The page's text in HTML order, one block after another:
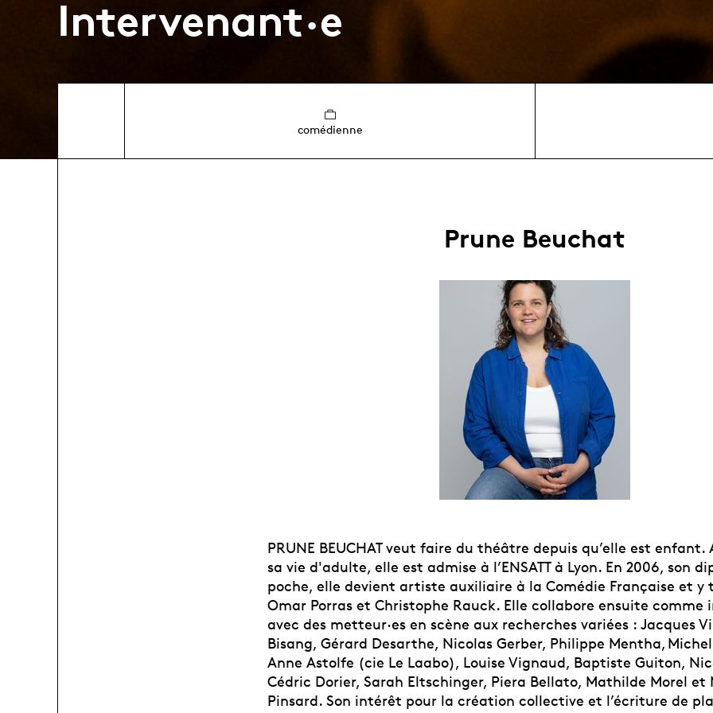
Intervenant·e
comédienne
Prune Beuchat
PRUNE BEUCHAT veut faire du théâtre depuis qu’elle est enfant.
sa vie d'adulte, elle est admise à l’ENSATT à Lyon. En 2006, son
poche, elle devient artiste auxiliaire à la Comédie Française et y
Omar Porras et Christophe Rauck. Elle collabore ensuite comme
avec des metteur·es en scène aux recherches variées : Jacques
Bisang, Gérard Desarthe, Nicolas Gerber, Philippe Mentha,
Anne Astolfe (cie Le Laabo), Louise Vignaud, Baptiste Guiton,
Cédric Dorier, Sarah Eltschinger, Piera Bellato, Mathilde Morel et
Pinsard. Son intérêt pour la création collective et l’écriture de